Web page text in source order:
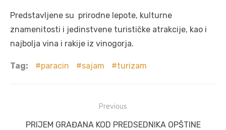
Predstavljene su prirodne lepote, kulturne
znamenitosti i jedinstvene turističke atrakcije, kao i
najbolja vina i rakije iz vinogorja.
Tag: paracin sajam turizam
navigation
Previous
Previous
PRIJEM GRAĐANA KOD PREDSEDNIKA OPŠTINE